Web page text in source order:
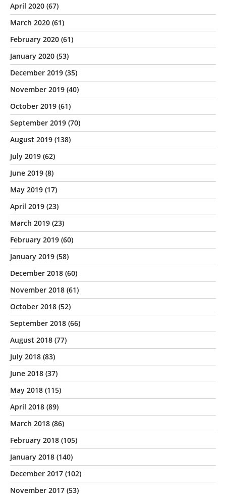
April 2020 (67)
March 2020 (61)
February 2020 (61)
January 2020 (53)
December 2019 (35)
November 2019 (40)
October 2019 (61)
September 2019 (70)
August 2019 (138)
July 2019 (62)
June 2019 (8)
May 2019 (17)
April 2019 (23)
March 2019 (23)
February 2019 (60)
January 2019 (58)
December 2018 (60)
November 2018 (61)
October 2018 (52)
September 2018 (66)
August 2018 (77)
July 2018 (83)
June 2018 (37)
May 2018 (115)
April 2018 (89)
March 2018 (86)
February 2018 (105)
January 2018 (140)
December 2017 (102)
November 2017 (53)